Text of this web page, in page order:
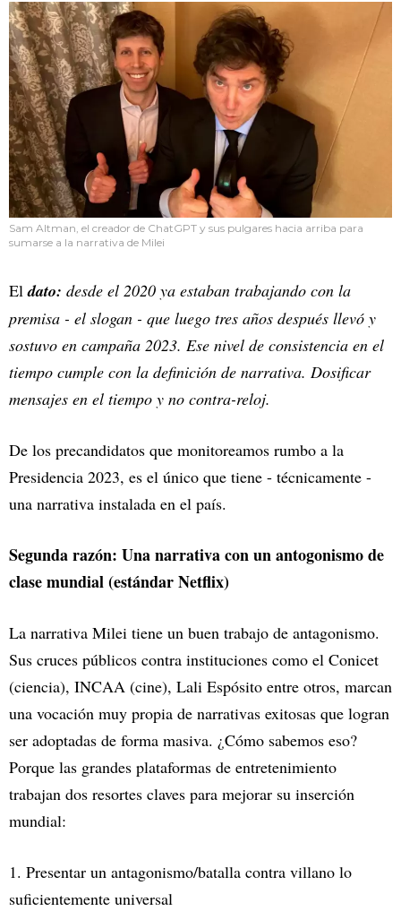
Sam Altman, el creador de ChatGPT y sus pulgares hacia arriba para
sumarse a la narrativa de Milei
Eldato: desde el 2020 ya estaban trabajando con la
premisa - el slogan - que luego tres años después llevó y
sostuvo en campaña 2023. Ese nivel de consistencia en el
tiempo cumple con la definición de narrativa. Dosificar
mensajes en el tiempo y no contra-reloj.
De los precandidatos que monitoreamos rumbo a la
Presidencia 2023, es el único que tiene - técnicamente -
una narrativa instalada en el país.
Segunda razón: Una narrativa con un antogonismo de
clase mundial (estándar Netflix)
La narrativa Milei tiene un buen trabajo de antagonismo.
Sus cruces públicos contra instituciones como el Conicet
(ciencia), INCAA (cine), Lali Espósito entre otros, marcan
una vocación muy propia de narrativas exitosas que logran
ser adoptadas de forma masiva. ¿Cómo sabemos eso?
Porque las grandes plataformas de entretenimiento
trabajan dos resortes claves para mejorar su inserción
mundial:
1. Presentar un antagonismo/batalla contra villano lo
suficientemente universal